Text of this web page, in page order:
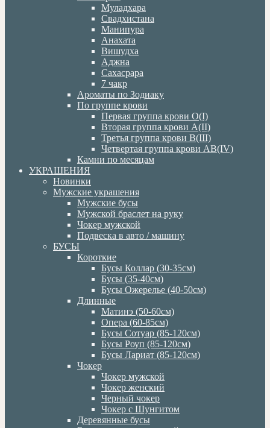
Муладхара
Свадхистана
Манипура
Анахата
Вишудха
Аджна
Сахасрара
7 чакр
Ароматы по Зодиаку
По группе крови
Первая группа крови О(I)
Вторая группа крови А(II)
Третья группа крови В(III)
Четвертая группа крови АВ(IV)
Камни по месяцам
УКРАШЕНИЯ
Новинки
Мужские украшения
Мужские бусы
Мужской браслет на руку
Чокер мужской
Подвеска в авто / машину
БУСЫ
Короткие
Бусы Коллар (30-35см)
Бусы (35-40см)
Бусы Ожерелье (40-50см)
Длинные
Матинэ (50-60см)
Опера (60-85см)
Бусы Сотуар (85-120см)
Бусы Роуп (85-120см)
Бусы Лариат (85-120см)
Чокер
Чокер мужской
Чокер женский
Черный чокер
Чокер с Шунгитом
Деревянные бусы